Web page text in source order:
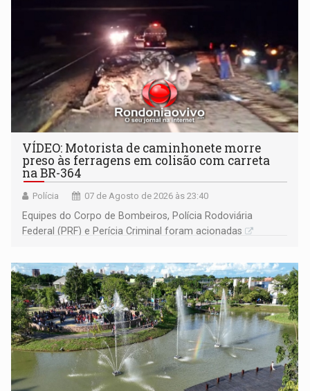
VÍDEO: Motorista de caminhonete morre
preso às ferragens em colisão com carreta
na BR-364
Polícia 07 de Agosto de 2026 às 23:40
Equipes do Corpo de Bombeiros, Polícia Rodoviária
Federal (PRF) e Perícia Criminal foram acionadas